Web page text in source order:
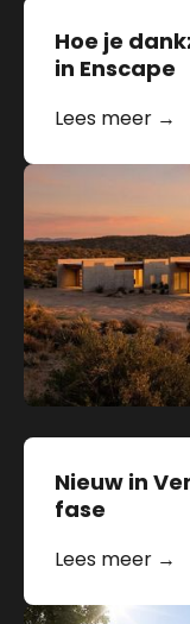
Hoe je
in Enscape
Lees meer →
Nieuw in
fase
Lees meer →